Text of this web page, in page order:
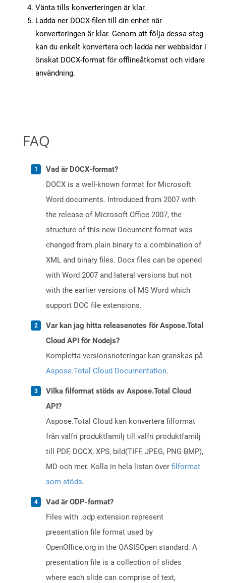
Vänta tills konverteringen är klar.
Ladda ner DOCX-filen till din enhet när
konverteringen är klar. Genom att följa dessa steg
kan du enkelt konvertera och ladda ner webbsidor i
önskat DOCX-format för offlineåtkomst och vidare
användning.
FAQ
Vad är DOCX-format?
DOCX is a well-known format for Microsoft
Word documents. Introduced from 2007 with
the release of Microsoft Office 2007, the
structure of this new Document format was
changed from plain binary to a combination of
XML and binary files. Docx files can be opened
with Word 2007 and lateral versions but not
with the earlier versions of MS Word which
support DOC file extensions.
Var kan jag hitta releasenotes för Aspose.Total
Cloud API för Nodejs?
Kompletta versionsnoteringar kan granskas på
Aspose.Total Cloud Documentation.
Vilka filformat stöds av Aspose.Total Cloud
API?
Aspose.Total Cloud kan konvertera filformat
från valfri produktfamilj till valfri produktfamilj
till PDF, DOCX, XPS, bild(TIFF, JPEG, PNG BMP),
MD och mer. Kolla in hela listan över filformat
som stöds.
Vad är ODP-format?
Files with .odp extension represent
presentation file format used by
OpenOffice.org in the OASISOpen standard. A
presentation file is a collection of slides
where each slide can comprise of text,